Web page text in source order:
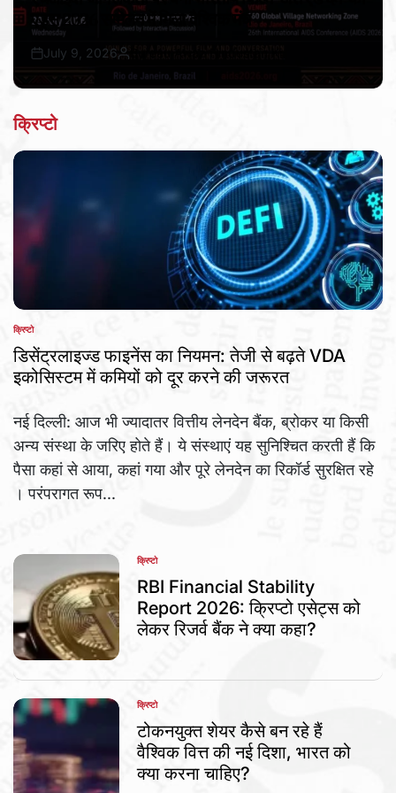
एड्स 2026 सम्मेलन में मिला वैश्विक मंच
Post
July 9, 2026
By:
क्रिप्टो
POSTED
IN
क्रिप्टो
डिसेंट्रलाइज्ड फाइनेंस का नियमन: तेजी से बढ़ते VDA
इकोसिस्टम में कमियों को दूर करने की जरूरत
नई दिल्ली: आज भी ज्यादातर वित्तीय लेनदेन बैंक, ब्रोकर या किसी
अन्य संस्था के जरिए होते हैं। ये संस्थाएं यह सुनिश्चित करती हैं कि
पैसा कहां से आया, कहां गया और पूरे लेनदेन का रिकॉर्ड सुरक्षित रहे
। परंपरागत रूप...
POSTED
IN
क्रिप्टो
RBI Financial Stability
Report 2026: क्रिप्टो एसेट्स को
लेकर रिजर्व बैंक ने क्या कहा?
POSTED
IN
क्रिप्टो
टोकनयुक्त शेयर कैसे बन रहे हैं
वैश्विक वित्त की नई दिशा, भारत को
क्या करना चाहिए?